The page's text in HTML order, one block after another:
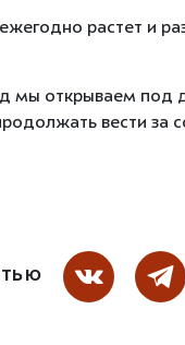
растет и
мы открываем под
вести за